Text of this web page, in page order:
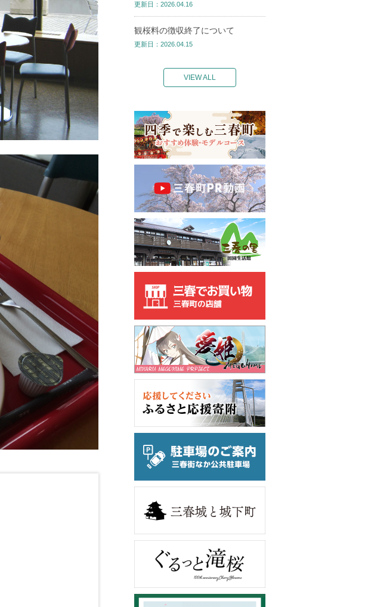
更新日：2026.04.16
観桜料の徴収終了について
更新日：2026.04.15
VIEW ALL